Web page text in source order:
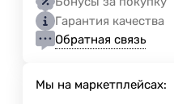
Гарантия качества
Обратная связь
Мы на маркетплейсах: